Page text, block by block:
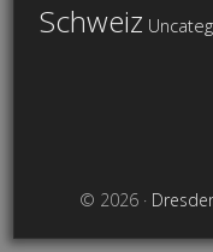
Schweiz
© 2026 ·